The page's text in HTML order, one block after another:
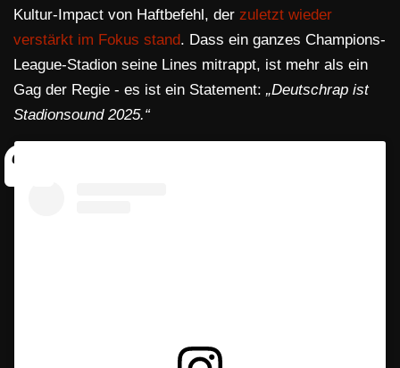
Kultur-Impact von Haftbefehl, der zuletzt wieder
verstärkt im Fokus stand. Dass ein ganzes Champions-
League-Stadion seine Lines mitrappt, ist mehr als ein
Gag der Regie - es ist ein Statement: „Deutschrap ist
Stadionsound 2025.“